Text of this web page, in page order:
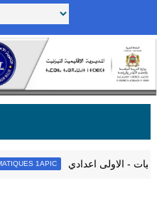
1APIC - الاولى اعدادي